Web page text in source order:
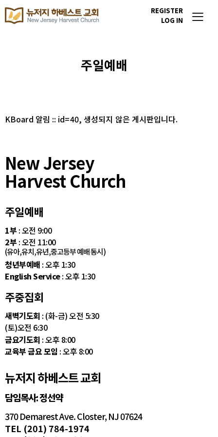
REGISTER
LOG IN
주일예배
KBoard 알림 :: id=40, 생성되지 않은 게시판입니다.
New Jersey
Harvest Church
주일예배
1부 : 오전 9:00
2부 : 오전 11:00
(유아,유치,유년,중고등부 예배 동시)
청년부예배 : 오후 1:30
English Service: 오후 1:30
주중집회
새벽기도회 : (화-금) 오전 5:30
(토)오전 6:30
금요기도회 : 오후 8:00
교육부 금요 모임 : 오후 8:00
뉴저지 하베스트 교회
담임목사: 정선약
370 Demarest Ave. Closter, NJ 07624
TEL (201) 784-1974